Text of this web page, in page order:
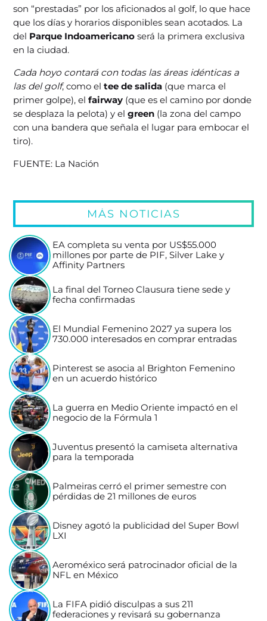
son “prestadas” por los aficionados al golf, lo que hace
que los días y horarios disponibles sean acotados. La
del Parque Indoamericano será la primera exclusiva
en la ciudad.
Cada hoyo contará con todas las áreas idénticas a
las del golf, como eltee de salida (que marca el
primer golpe), el fairway (que es el camino por donde
se desplaza la pelota) y el green (la zona del campo
con una bandera que señala el lugar para embocar el
tiro).
FUENTE: La Nación
MÁS NOTICIAS
EA completa su venta por US$55.000
millones por parte de PIF, Silver Lake y
Affinity Partners
La final del Torneo Clausura tiene sede y
fecha confirmadas
El Mundial Femenino 2027 ya supera los
730.000 interesados en comprar entradas
Pinterest se asocia al Brighton Femenino
en un acuerdo histórico
La guerra en Medio Oriente impactó en el
negocio de la Fórmula 1
Juventus presentó la camiseta alternativa
para la temporada
Palmeiras cerró el primer semestre con
pérdidas de 21 millones de euros
Disney agotó la publicidad del Super Bowl
LXI
Aeroméxico será patrocinador oficial de la
NFL en México
La FIFA pidió disculpas a sus 211
federaciones y revisará su gobernanza